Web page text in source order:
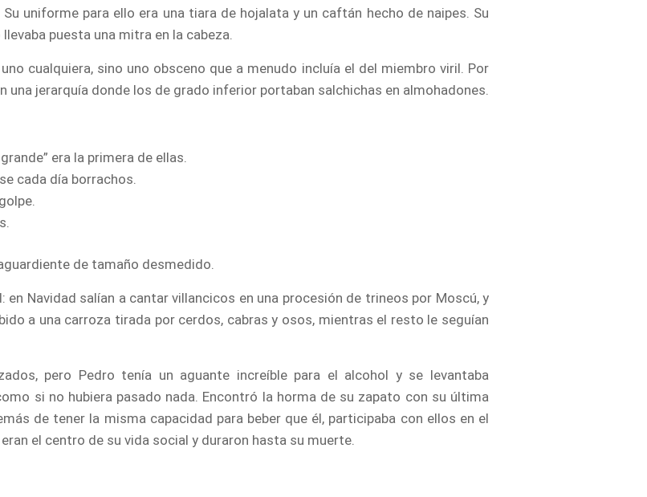
uniforme para ello era una tiara de hojalata y un caftán hecho de naipes. Su
puesta una mitra en la cabeza.
cualquiera, sino uno obsceno que a menudo incluía el del miembro viril. Por
una jerarquía donde los de grado inferior portaban salchichas en almohadones.
era la primera de ellas.
cada día borrachos.
de tamaño desmedido.
Navidad salían a cantar villancicos en una procesión de trineos por Moscú, y
a una carroza tirada por cerdos, cabras y osos, mientras el resto le seguían
pero Pedro tenía un aguante increíble para el alcohol y se levantaba
si no hubiera pasado nada. Encontró la horma de su zapato con su última
de tener la misma capacidad para beber que él, participaba con ellos en el
el centro de su vida social y duraron hasta su muerte.